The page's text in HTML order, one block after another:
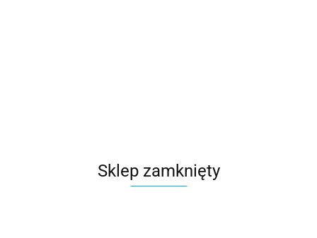
Sklep zamknięty